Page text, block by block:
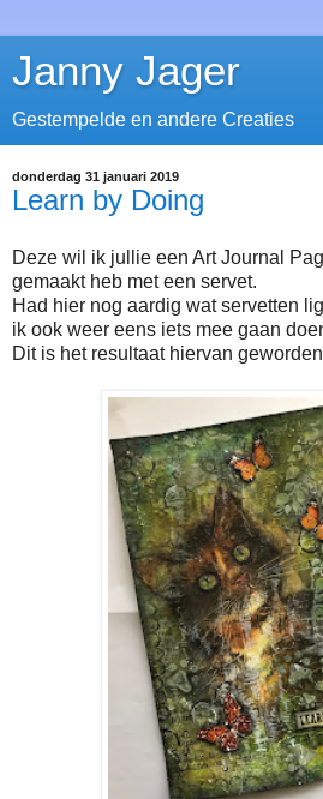
Janny Jager
Gestempelde en andere Creaties
donderdag 31 januari 2019
Learn by Doing
Deze wil ik jullie een Art Journal
gemaakt heb met een servet.
Had hier nog aardig wat servetten
ik ook weer eens iets mee gaan
Dit is het resultaat hiervan